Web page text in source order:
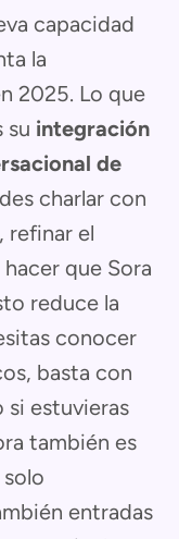
capacidad
la
2025. Lo que
su integración
de
charlar con
refinar el
que Sora
reduce la
conocer
basta con
si estuvieras
también es
entradas